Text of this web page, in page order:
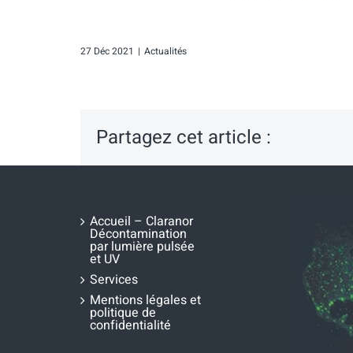
27 Déc 2021 | Actualités
Partagez cet article :
Accueil – Claranor
Décontamination
par lumière pulsée
et UV
Services
Mentions légales et
politique de
confidentialité